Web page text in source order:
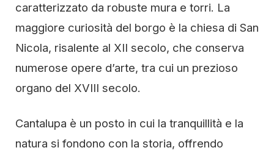
caratterizzato da robuste mura e torri. La
maggiore curiosità del borgo è la chiesa di San
Nicola, risalente al XII secolo, che conserva
numerose opere d’arte, tra cui un prezioso
organo del XVIII secolo.
Cantalupa è un posto in cui la tranquillità e la
natura si fondono con la storia, offrendo